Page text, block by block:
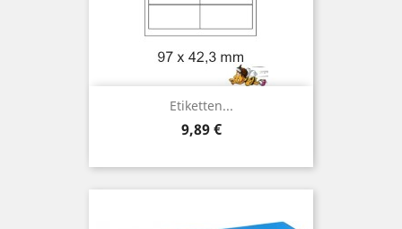
Etiketten...
Preis
9,89 €